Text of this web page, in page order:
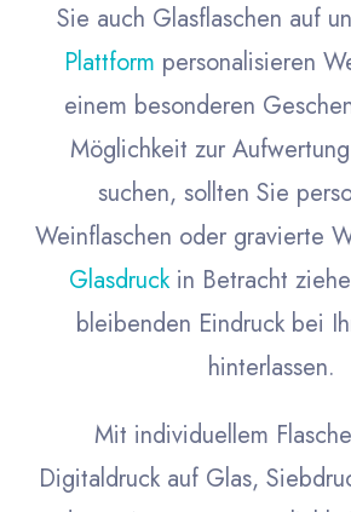
Sie auch Glasflaschen auf
Plattform personalisieren
einem besonderen
Möglichkeit zur
suchen, sollten Sie
Weinflaschen oder gravierte
Glasdruckin Betracht
bleibenden Eindruck bei
hinterlassen.
Mit individuellem
Digitaldruck auf Glas,